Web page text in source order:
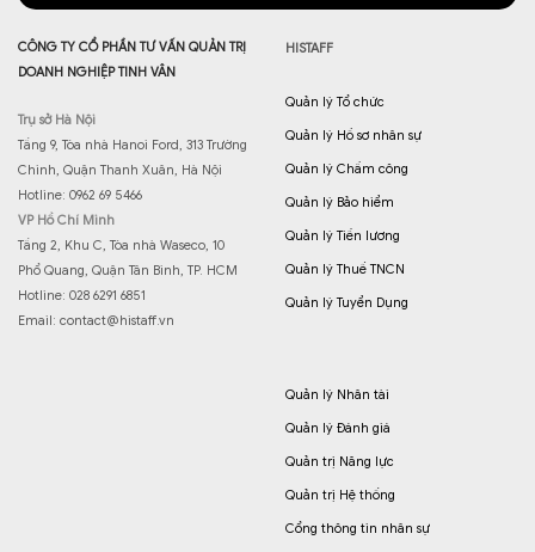
CÔNG TY CỔ PHẦN TƯ VẤN QUẢN TRỊ
DOANH NGHIỆP TINH VÂN
Trụ sở Hà Nội
Tầng 9, Tòa nhà Hanoi Ford, 313 Trường
Chinh, Quận Thanh Xuân, Hà Nội
Hotline: 0962 69 5466
VP Hồ Chí Minh
Tầng 2, Khu C, Tòa nhà Waseco, 10
Phổ Quang, Quận Tân Bình, TP. HCM
Hotline: 028 6291 6851
Email: contact@histaff.vn
HISTAFF
Quản lý Tổ chức
Quản lý Hồ sơ nhân sự
Quản lý Chấm công
Quản lý Bảo hiểm
Quản lý Tiền lương
Quản lý Thuế TNCN
Quản lý Tuyển Dụng
Quản lý Nhân tài
Quản lý Đánh giá
Quản trị Năng lực
Quản trị Hệ thống
Cổng thông tin nhân sự